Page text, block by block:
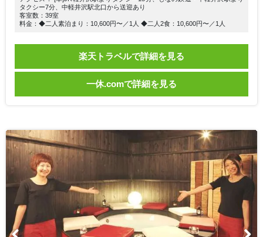
タクシー7分、中軽井沢駅北口から送迎あり
客室数：39室
料金：◆二人素泊まり：10,600円〜／1人 ◆二人2食：10,600円〜／1人
楽天トラベルで詳細を見る
一休.comで詳細を見る